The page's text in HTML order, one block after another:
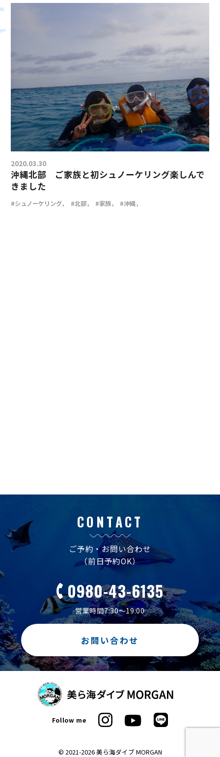
2020.03.30
沖縄北部 ご家族と初シュノーケリング楽しんで
きました
#シュノーケリング， #北部， #家族， #沖縄，
CONTACT
ご予約・お問い合わせ
（前日予約OK）
0980-43-6135
営業時間7:30～19:00
お問い合わせ
Follow me
© 2021-2026 美ら海ダイブ MORGAN